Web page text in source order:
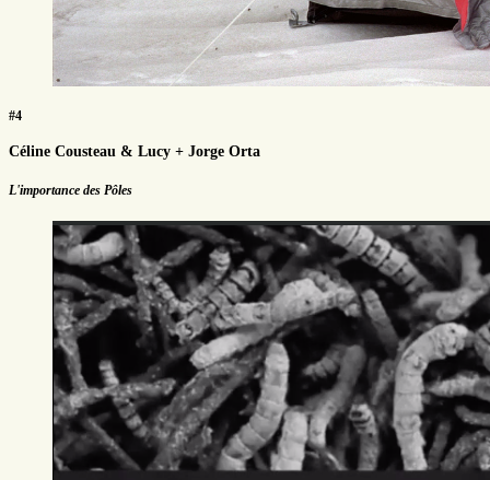
#4
Céline Cousteau & Lucy + Jorge Orta
L'importance des Pôles